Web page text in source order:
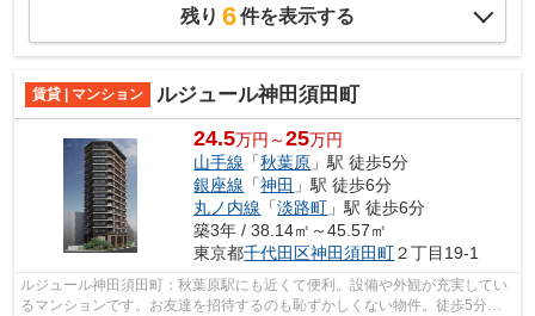
残り 6件を表示する
賃貸 | マンション ルジュール神田須田町
24.5万円～25万円
山手線 「秋葉原 」駅 徒歩5分
銀座線 「神田 」駅 徒歩6分
丸ノ内線 「淡路町 」駅 徒歩6分
築3年 / 38.14㎡～45.57㎡
東京都千代田区神田須田町２丁目19-1
ルジュール神田須田町：秋葉原駅にも近くて便利。設備や外観が充実してい
るマンションです。お友達を招待するのも恥ずかしくない物件。徒歩5分に